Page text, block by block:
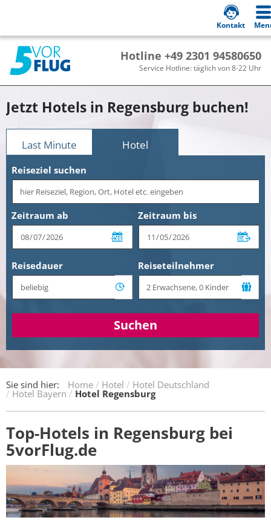
Hotline +49 2301 94580650
Service Hotline: täglich von 8-22 Uhr
Kontakt
Jetzt Hotels in Regensburg buchen!
Last Minute Hotel
Reiseziel suchen
Zeitraum ab Zeitraum bis
Reisedauer Reiseteilnehmer
Suchen
Sie sind hier: Home Hotel Hotel Deutschland
Hotel Bayern Hotel Regensburg
Top-Hotels in Regensburg bei
5vorFlug.de